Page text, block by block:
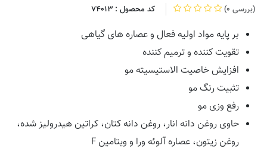
(0 بررسی) کد محصول : 74013
بر پایه مواد اولیه فعال و عصاره های گیاهی
تقویت کننده و ترمیم کننده
افزایش خاصیت الاستیسیته مو
تثبیت رنگ مو
رفع وزی مو
حاوی روغن دانه انار، روغن دانه کتان، کراتین هیدرولیز شده،
روغن زیتون، عصاره آلوئه ورا و ویتامین F